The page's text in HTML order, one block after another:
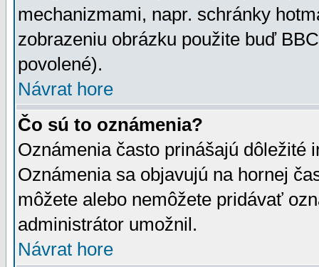
mechanizmami, napr. schránky
zobrazeniu obrázku použite buď
povolené).
Návrat hore
Čo sú to oznámenia?
Oznámenia často prinášajú dôležité
Oznámenia sa objavujú na hornej
môžete alebo nemôžete pridávať
administrátor umožnil.
Návrat hore